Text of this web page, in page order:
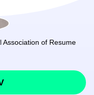
Association of Resume